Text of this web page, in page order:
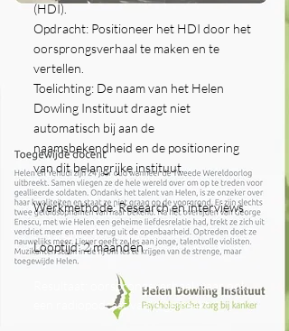
(HDI).
Opdracht: Positioneer het HDI door het
oorsprongsverhaal te maken en te
vertellen.
Toelichting: De naam van het Helen
Dowling Instituut draagt niet
automatisch bij aan de
naamsbekendheid en de positionering
van dit belangrijke instituut.
Werkmethode: Research en interviews
Looptijd: 2 maanden
Resultaat: oorsprongsverhaal waar ook
een radiopodcast van is gemaakt.